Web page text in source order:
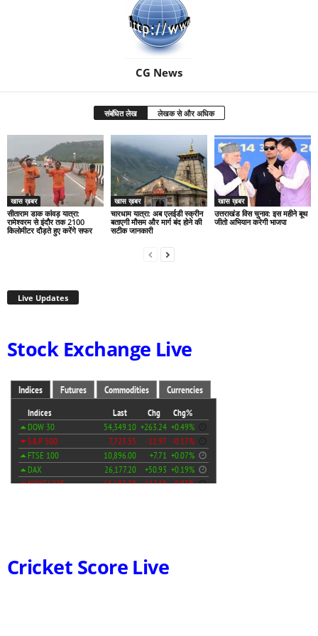
CG News
संबंधित लेख लेखक से और अधिक
खास ख़बर
सीताराम डाक कांवड़ यात्रा:
रामेश्वरम से इंदौर तक 2100
किलोमीटर दौड़ते हुए करेंगे सफर
खास ख़बर
चारधाम यात्रा: अब एलईडी स्क्रीन
बताएगी मौसम और मार्ग बंद होने की
सटीक जानकारी
खास ख़बर
उत्तराखंड विस चुनाव: इस महीने बूथ
जीतो अभियान करेगी भाजपा
Live Updates
Stock Exchange Live
Cricket Score Live